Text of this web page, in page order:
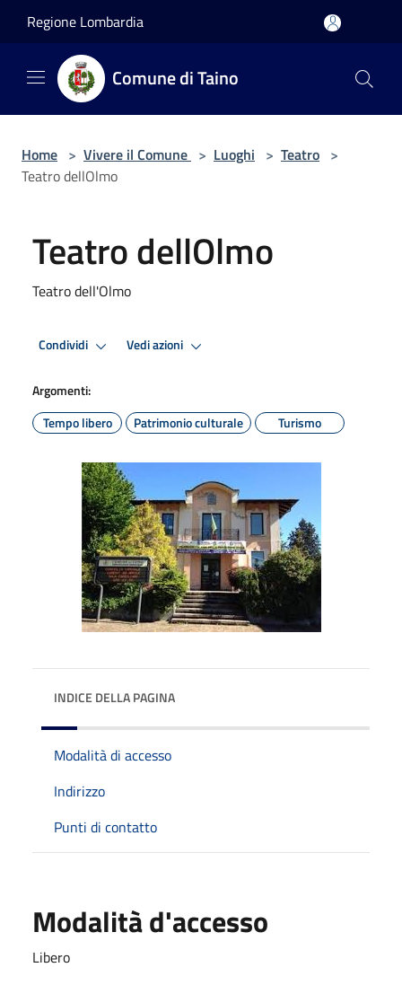
Regione Lombardia
Comune di Taino
Home > Vivere il Comune > Luoghi > Teatro >
Teatro dellOlmo
Teatro dellOlmo
Teatro dell'Olmo
Condividi Vedi azioni
Argomenti:
Tempo libero
Patrimonio culturale Turismo
INDICE DELLA PAGINA
Modalità di accesso
Indirizzo
Punti di contatto
Modalità d'accesso
Libero